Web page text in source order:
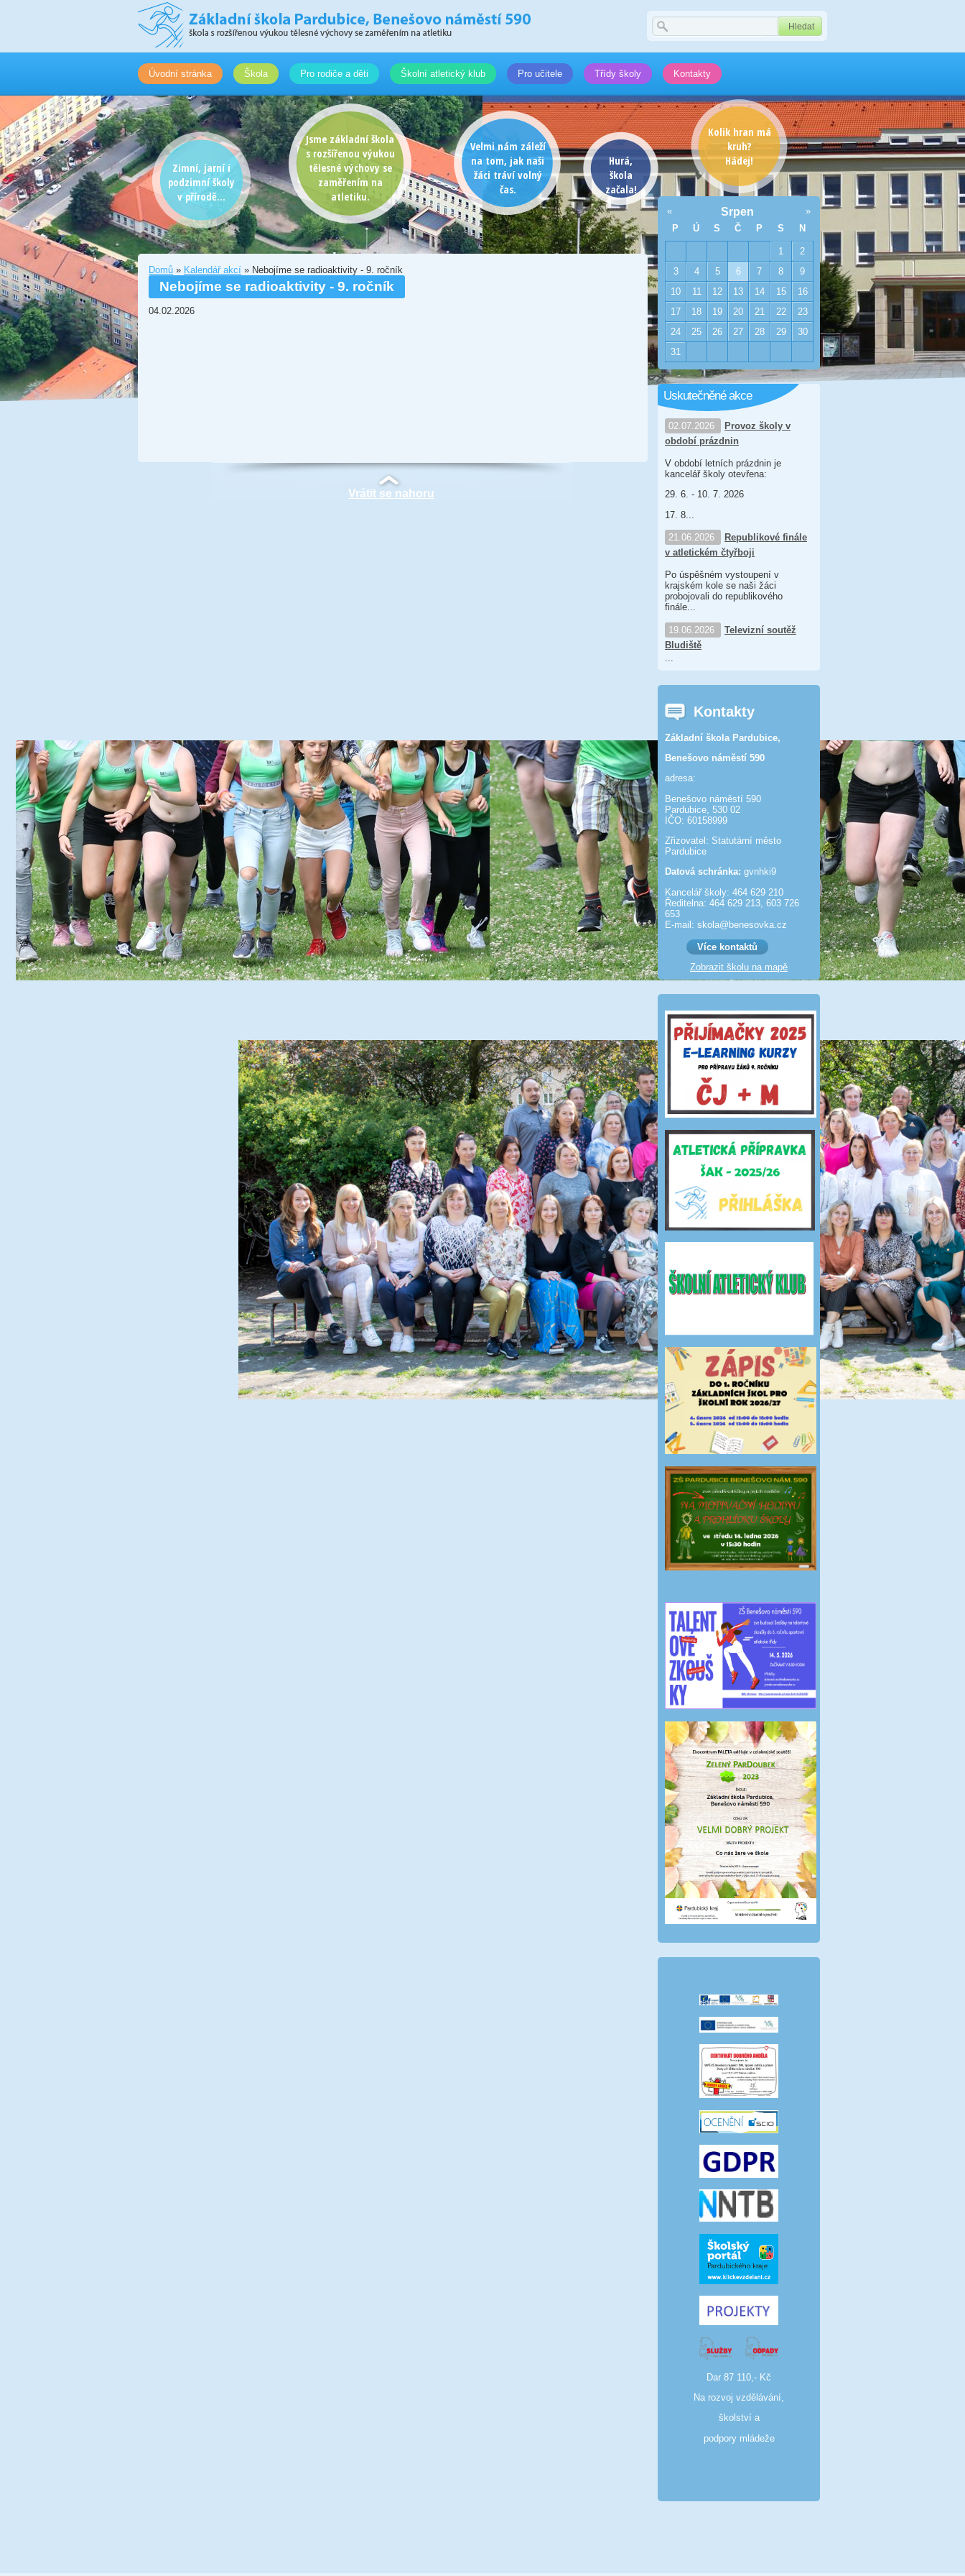
Úvodní stránka Škola Pro rodiče a děti Školní atletický klub Pro učitele Třídy školy Kontakty
Zimní, jarní i
podzimní školy
v přírodě...
Jsme základní škola
s rozšířenou výukou
tělesné výchovy se
zaměřením na
atletiku.
Velmi nám záleží
na tom, jak naši
žáci tráví volný
čas.
Hurá,
škola
začala!
Kolik hran má
kruh?
Hádej!
Domů » Kalendář akcí » Nebojíme se radioaktivity - 9. ročník
Nebojíme se radioaktivity - 9. ročník
04.02.2026
Vrátit se nahoru
« Srpen
»
P
Ú S Č P S N
1
2
3
4 5 6 7 8
9
10
11 12 13 14 15
16
17
18 19 20 21 22
23
24
25 26 27 28 29
30
31
Uskutečněné akce
02.07.2026
Provoz školy v
období prázdnin
V období letních prázdnin je
kancelář školy otevřena:
29. 6. - 10. 7. 2026
17. 8...
21.06.2026
Republikové finále
v atletickém čtyřboji
Po úspěšném vystoupení v
krajském kole se naši žáci
probojovali do republikového
finále...
19.06.2026
Televizní soutěž
Bludiště
Kontakty
Základní škola Pardubice,
Benešovo náměstí 590
adresa:
Benešovo náměstí 590
Pardubice, 530 02
IČO: 60158999
Zřizovatel: Statutární město
Pardubice
Datová schránka: gvnhki9
Kancelář školy: 464 629 210
Ředitelna: 464 629 213, 603 726
653
E-mail: skola@benesov­ka.cz
Více kontaktů
Zobrazit školu na mapě
Dar 87 110,- Kč
Na rozvoj vzdělávání,
školství a
podpory mládeže